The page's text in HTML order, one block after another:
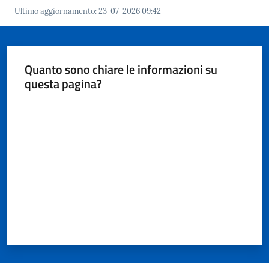
Ultimo aggiornamento:23-07-2026 09:42
Quanto sono chiare le informazioni su
questa pagina?